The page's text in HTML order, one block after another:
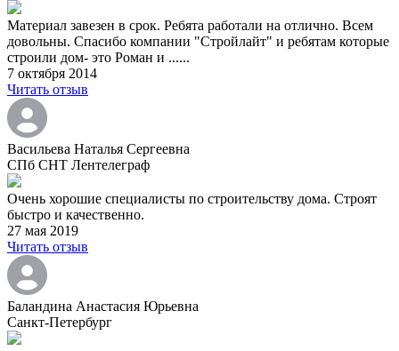
Материал завезен в срок. Ребята работали на отлично. Всем
довольны. Спасибо компании "Стройлайт" и ребятам которые
строили дом- это Роман и ......
7 октября 2014
Читать отзыв
Васильева Наталья Сергеевна
СПб СНТ Лентелеграф
Очень хорошие специалисты по строительству дома. Строят
быстро и качественно.
27 мая 2019
Читать отзыв
Баландина Анастасия Юрьевна
Санкт-Петербург